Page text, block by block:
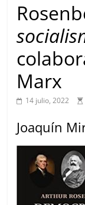
Marx
14 julio, 2022
Joaquín